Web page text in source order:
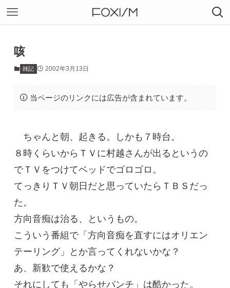
咳
雑記 2002年3月13日
当ページのリンクには広告が含まれています。
ちゃんと朝、起きる。しかも７時台。
８時くらいからＴＶに村越さんが出るというの
でＴＶをつけてベッドでゴロゴロ。
てっきりＴＶ朝日だと思っていたらＴＢＳだっ
た。
方向音痴は治る、というもの。
こういう番組で「方向音痴を直すにはオリエン
テーリング」とか言ってくれないかな？
あ、新歓で使えるかな？
それにしても「やらせパンチ」は酷かった。